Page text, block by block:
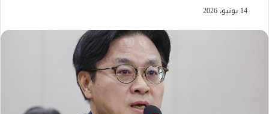
14 يونيو، 2026